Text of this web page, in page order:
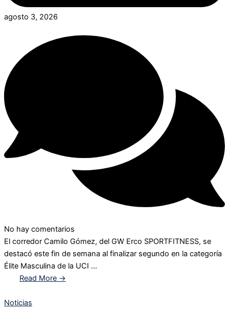
agosto 3, 2026
No hay comentarios
El corredor Camilo Gómez, del GW Erco SPORTFITNESS, se
destacó este fin de semana al finalizar segundo en la categoría
Élite Masculina de la UCI ...
Read More →
Noticias